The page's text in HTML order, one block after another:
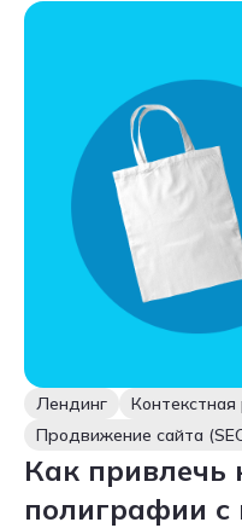
Лендинг Контекстная
Продвижение сайта
Как привлечь
полиграфии